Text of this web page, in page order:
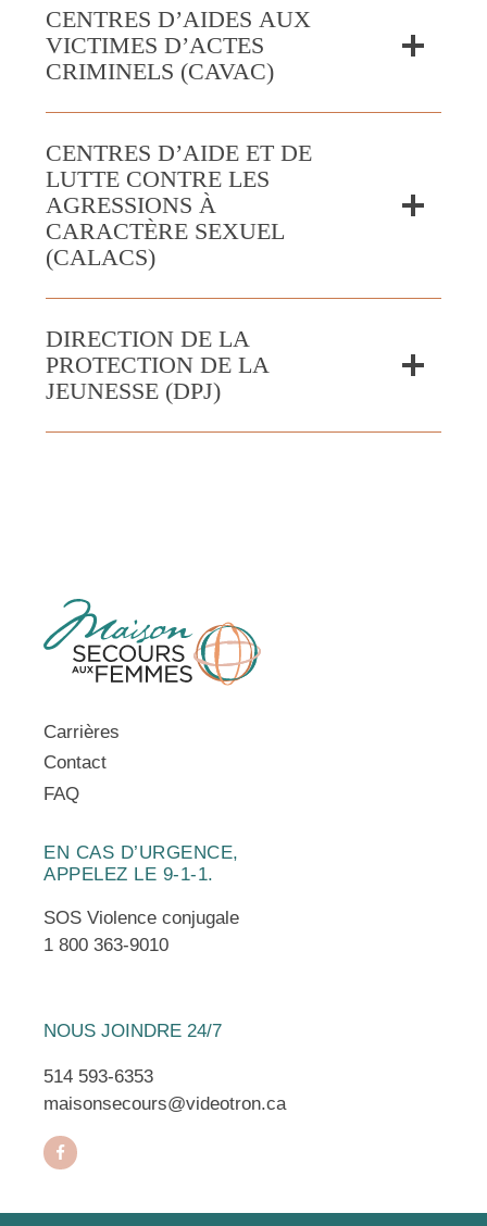
CENTRES D’AIDES AUX
VICTIMES D’ACTES
CRIMINELS (CAVAC)
CENTRES D’AIDE ET DE
LUTTE CONTRE LES
AGRESSIONS À
CARACTÈRE SEXUEL
(CALACS)
DIRECTION DE LA
PROTECTION DE LA
JEUNESSE (DPJ)
Carrières
Contact
FAQ
EN CAS D’URGENCE,
APPELEZ LE 9-1-1.
SOS Violence conjugale
1 800 363-9010
NOUS JOINDRE 24/7
514 593-6353
maisonsecours@videotron.ca